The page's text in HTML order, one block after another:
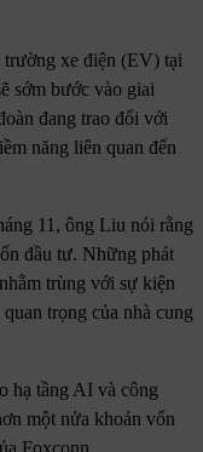
xe điện (EV) tại
sớm bước vào giai
đang trao đổi với
năng liên quan đến
11, ông Liu nói rằng
đầu tư. Những phát
trùng với sự kiện
trọng của nhà cung
hạ tầng AI và công
một nửa khoản vốn